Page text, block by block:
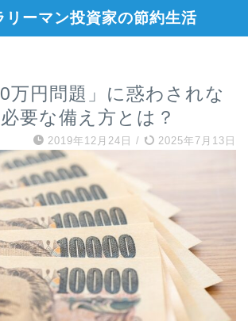
リーマン投資家の節約生活
万円問題」に惑わされな
要な備え方とは？
2019年12月24日 / 2025年7月13日